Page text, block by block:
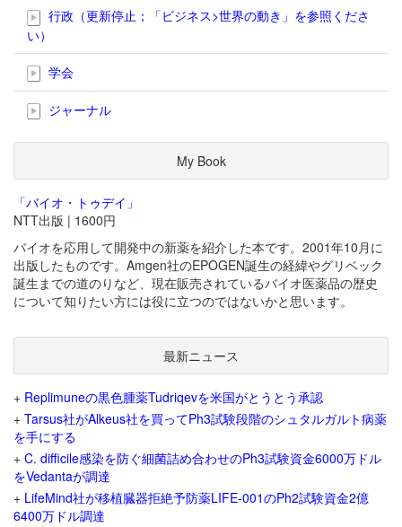
行政（更新停止；「ビジネス>世界の動き」を参照くださ
い）
学会
ジャーナル
My Book
「バイオ・トゥデイ」
NTT出版 | 1600円
バイオを応用して開発中の新薬を紹介した本です。2001年10月に
出版したものです。Amgen社のEPOGEN誕生の経緯やグリベック
誕生までの道のりなど、現在販売されているバイオ医薬品の歴史
について知りたい方には役に立つのではないかと思います。
最新ニュース
+ Replimuneの黒色腫薬Tudriqevを米国がとうとう承認
+ Tarsus社がAlkeus社を買ってPh3試験段階のシュタルガルト病薬
を手にする
+ C. difficile感染を防ぐ細菌詰め合わせのPh3試験資金6000万ドル
をVedantaが調達
+ LifeMind社が移植臓器拒絶予防薬LIFE-001のPh2試験資金2億
6400万ドル調達